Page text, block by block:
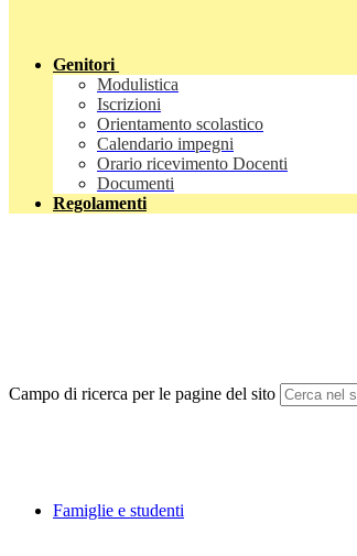
Genitori
Modulistica
Iscrizioni
Orientamento scolastico
Calendario impegni
Orario ricevimento Docenti
Documenti
Regolamenti
Campo di ricerca per le pagine del sito
Famiglie e studenti